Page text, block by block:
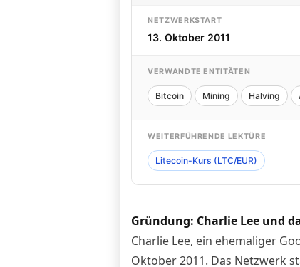
NETZWERKSTART
13. Oktober 2011
VERWANDTE ENTITÄTEN
Bitcoin Mining Halving
WEITERFÜHRENDE LEKTÜRE
Litecoin-Kurs (LTC/EUR)
Gründung: Charlie Lee und
Charlie Lee, ein ehemaliger
Oktober 2011. Das Netzwerk